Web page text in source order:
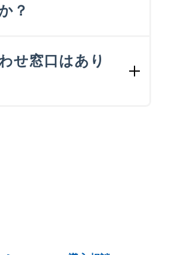
？
が使用するデータベース
せ窓口はあり